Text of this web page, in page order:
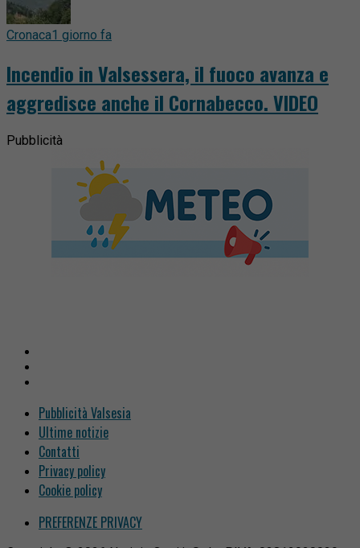
Cronaca1 giorno fa
Incendio in Valsessera, il fuoco avanza e
aggredisce anche il Cornabecco. VIDEO
Pubblicità
Pubblicità Valsesia
Ultime notizie
Contatti
Privacy policy
Cookie policy
PREFERENZE PRIVACY